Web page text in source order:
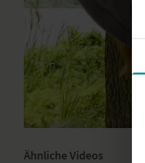
Ähnliche Videos